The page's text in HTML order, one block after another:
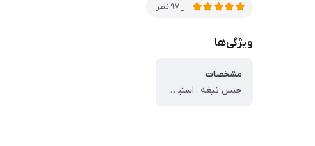
از 97 نظر
ویژگی‌ها
مشخصات
جنس تیغه ، استیل ضدزنگ ، منبع تغذیه ، باتری قابل شارژ ، مدت شارژ کامل ، 8 ساعت ، مدت زمان استفاده ، 60 دقیقه ، سایر توضیحات ، دارای نشانگر شارژ ، دارای روغن و برس تمیزکننده ، دارای 3 شانه اصلاح با سایز 3، 6 و 9 ، مناسب برای استفاده روز مره. مسافرت. محل کار